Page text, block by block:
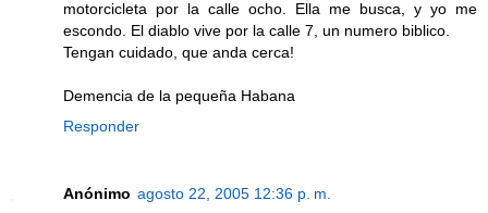
motorcicleta por la calle ocho. Ella me busca, y yo me
escondo. El diablo vive por la calle 7, un numero biblico.
Tengan cuidado, que anda cerca!
Demencia de la pequeña Habana
Responder
Anónimo agosto 22, 2005 12:36 p. m.